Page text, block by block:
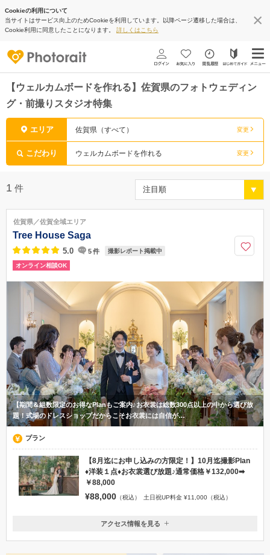
Cookieの利用について
当サイトはサービス向上のためCookieを利用しています。以降ページ遷移した場合は、
Cookie利用に同意したことになります。 詳しくはこちら
【ウェルカムボードを作れる】佐賀県のフォトウェディン
グ・前撮りスタジオ特集
エリア 佐賀県（すべて） 変更
こだわり ウェルカムボードを作れる 変更
1 件
佐賀県／佐賀全域エリア
Tree House Saga
5.0 5件 撮影レポート掲載中
オンライン相談OK
【期間＆組数限定のお得なPlanもご案内♪お衣裳は総数300点以上の中から選び放
題！式場のドレスショップだからこそお衣裳には自信が…
プラン
【8月迄にお申し込みの方限定！】10月迄撮影Plan
♦洋装１点♦お衣裳選び放題♪通常価格￥132,000➡
￥88,000
¥88,000 （税込） 土日祝UP料金 ¥11,000（税込）
佐賀県佐賀市神野東2-5-15
アクセス情報を見る